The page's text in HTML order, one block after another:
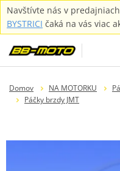
Navštívte nás v
BYSTRICI čaká na vás viac
Domov NA MOTORKU
Páčky brzdy JMT